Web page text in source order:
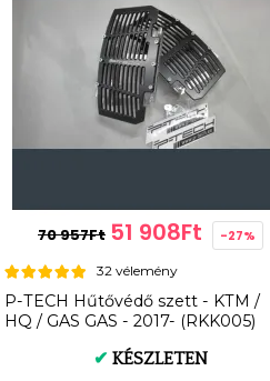
70 957Ft 51 908Ft -27%
32 vélemény
P-TECH Hűtővédő szett - KTM /
HQ / GAS GAS - 2017- (RKK005)
✔ KÉSZLETEN